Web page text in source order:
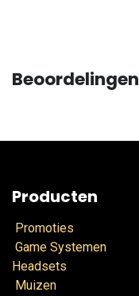
Beoordelingen
Producten
Promoties
Game Systemen
Headsets
Muizen